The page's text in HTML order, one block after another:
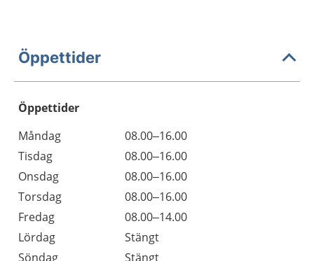
Öppettider
Öppettider
Dag
Öppettider
Kommentarer
Måndag
08.00–16.00
Tisdag
08.00–16.00
Onsdag
08.00–16.00
Torsdag
08.00–16.00
Fredag
08.00–14.00
Lördag
Stängt
Söndag
Stängt